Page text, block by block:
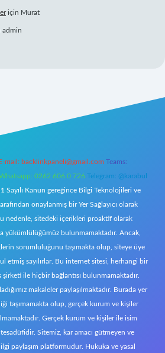
için Murat
admin
mail: backlinkpaneli@gmail.com Teams:
0262 606 0 726 Telegram: @karabul
Sayılı Kanun gereğince Bilgi Teknolojileri ve
onaylanmış bir Yer Sağlayıcı olarak
nedenle, sitedeki içerikleri proaktif olarak
yükümlülüğümüz bulunmamaktadır. Ancak,
sorumluluğunu taşımakta olup, siteye üye
etmiş sayılırlar. Bu internet sitesi, herhangi bir
şirketi ile hiçbir bağlantısı bulunmamaktadır.
makaleler paylaşılmaktadır. Burada yer
taşımamakta olup, gerçek kurum ve kişiler
Gerçek kurum ve kişiler ile isim
Sitemiz, kar amacı gütmeyen ve
paylaşım platformudur. Hukuka ve yasal